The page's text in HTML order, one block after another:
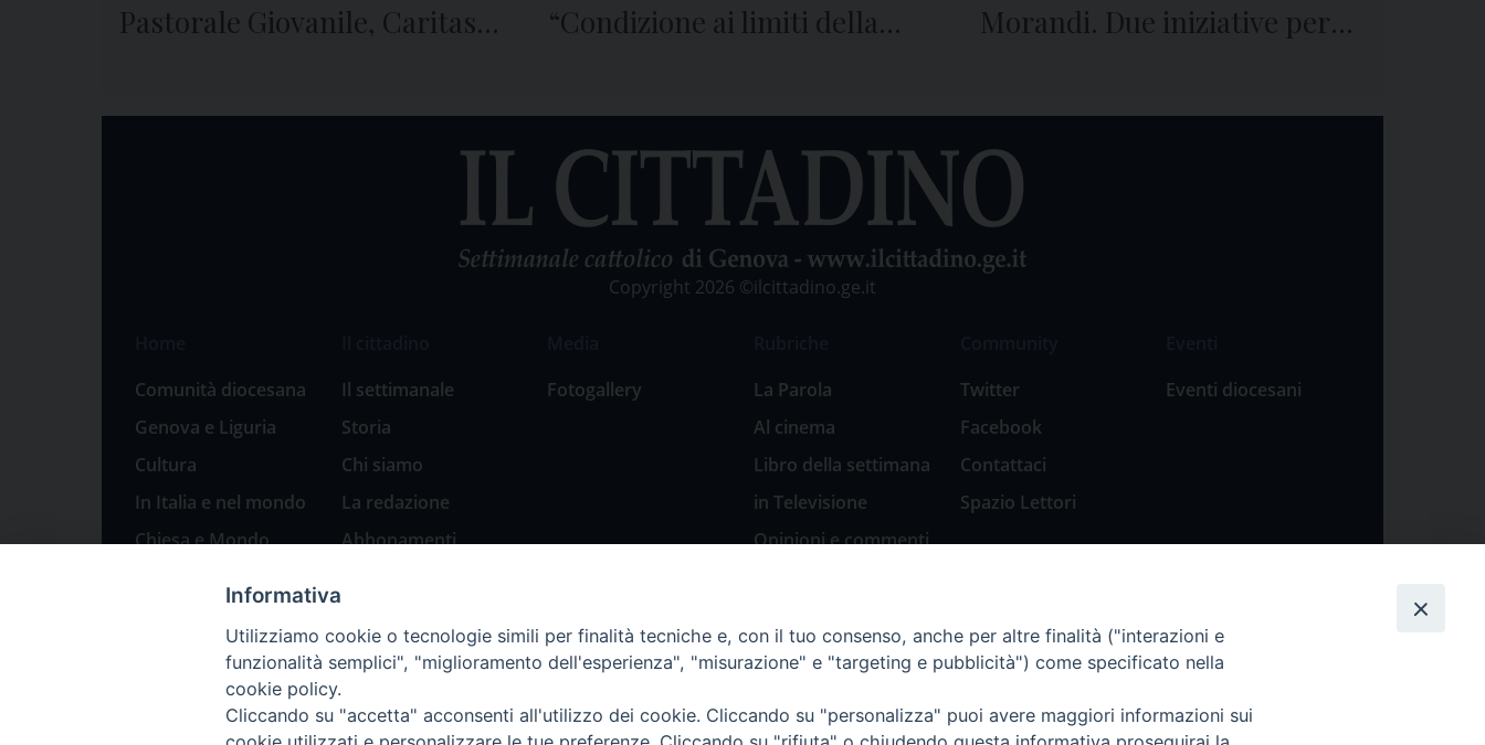
Pastorale Giovanile, Caritas e
“Condizione ai limiti della
Morandi. Due iniziative per
Copyright 2026 ©ilcittadino.ge.it
Comunità diocesana
Genova e Liguria
Cultura
In Italia e nel mondo
Chiesa e Mondo
Natale 2023: presepi
Il settimanale
Storia
Chi siamo
La redazione
Abbonamenti
Fotogallery
La Parola
Al cinema
Libro della settimana
in Televisione
Opinioni e commenti
Natale 2018: Presepi
in Diocesi
Natale 2020: Presepi
nella Diocesi di
Twitter
Facebook
Contattaci
Spazio Lettori
Eventi diocesani
Informativa
Utilizziamo cookie o tecnologie simili per finalità tecniche e, con il tuo consenso, anche per altre finalità ("interazioni e
funzionalità semplici", "miglioramento dell'esperienza", "misurazione" e "targeting e pubblicità") come specificato nella
cookie policy.
Cliccando su "accetta" acconsenti all'utilizzo dei cookie. Cliccando su "personalizza" puoi avere maggiori informazioni sui